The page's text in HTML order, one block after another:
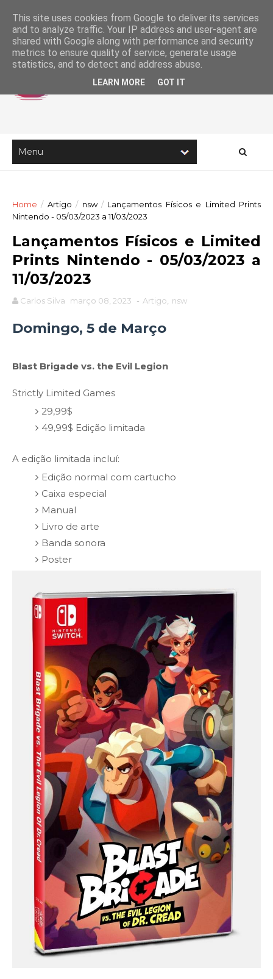
Home / Artigo / nsw / Lançamentos Físicos e Limited Prints
Nintendo - 05/03/2023 a 11/03/2023
Lançamentos Físicos e Limited
Prints Nintendo - 05/03/2023 a
11/03/2023
Carlos Silva março 08, 2023 - Artigo nsw
Domingo, 5 de Março
Blast Brigade vs. the Evil Legion
Strictly Limited Games
29,99$
49,99$ Edição limitada
A edição limitada incluí:
Edição normal com cartucho
Caixa especial
Manual
Livro de arte
Banda sonora
Poster
This site uses cookies from Google to deliver its services
and to analyze traffic. Your IP address and user-agent are
shared with Google along with performance and security
metrics to ensure quality of service, generate usage
statistics, and to detect and address abuse.
LEARN MORE GOT IT